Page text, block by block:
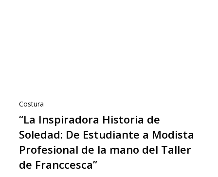
Costura
“La Inspiradora Historia de
Soledad: De Estudiante a Modista
Profesional de la mano del Taller
de Franccesca”